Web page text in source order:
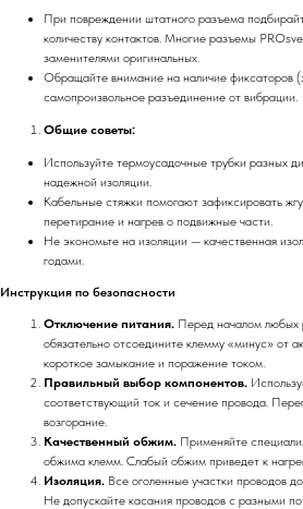
При повреждении штатного разъема
количеству контактов. Многие разъемы
заменителями оригинальных.
Обращайте внимание на наличие фиксаторов
самопроизвольное разъединение от вибрации.
Общие советы:
Используйте термоусадочные трубки разных
надежной изоляции.
Кабельные стяжки помогают зафиксировать
перетирание и нагрев о подвижные части.
Не экономьте на изоляции — качественная
годами.
Инструкция по безопасности
Отключение питания. Перед началом любых
обязательно отсоедините клемму «минус» от
короткое замыкание и поражение током.
Правильный выбор компонентов.
соответствующий ток и сечение провода.
возгорание.
Качественный обжим. Применяйте
обжима клемм. Слабый обжим приведет к
Изоляция. Все оголенные участки проводов
Не допускайте касания проводов с разными